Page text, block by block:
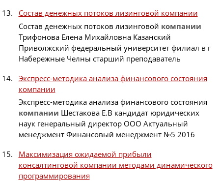
Состав денежных потоков лизинговой компании
Состав денежных потоков лизинговой компании
Трифонова Елена Михайловна Казанский
Приволжский федеральный университет филиал в г
Набережные Челны старший преподаватель
Экспресс-методика анализа финансового состояния
компании
Экспресс-методика анализа финансового состояния
компании Шестакова Е.В кандидат юридических
наук генеральный директор ООО Актуальный
менеджмент Финансовый менеджмент №5 2016
Максимизация ожидаемой прибыли
консалтинговой компании методами динамического
программирования